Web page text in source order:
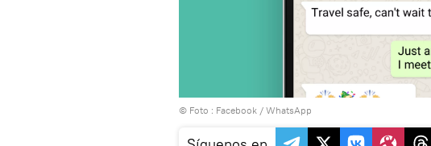
© Foto : Facebook / WhatsApp